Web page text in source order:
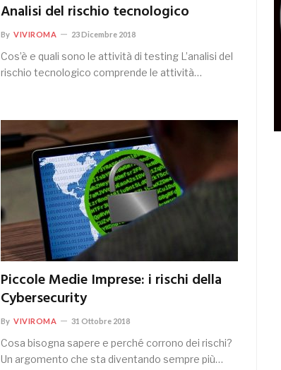
Analisi del rischio tecnologico
By VIVIROMA 23 Dicembre 2018
Cos’è e quali sono le attività di testing L’analisi del
rischio tecnologico comprende le attività…
Piccole Medie Imprese: i rischi della
Cybersecurity
By VIVIROMA 31 Ottobre 2018
Cosa bisogna sapere e perché corrono dei rischi?
Un argomento che sta diventando sempre più…